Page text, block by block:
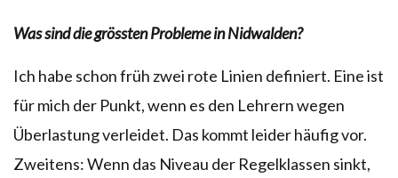
Was sind die grössten Probleme in Nidwalden?
Ich habe schon früh zwei rote Linien definiert. Eine ist
für mich der Punkt, wenn es den Lehrern wegen
Überlastung verleidet. Das kommt leider häufig vor.
Zweitens: Wenn das Niveau der Regelklassen sinkt,